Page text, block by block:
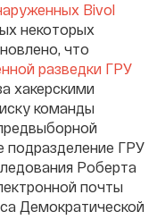
Bivol
некоторых
что
разведки ГРУ
хакерскими
команды
подразделение ГРУ
Роберта
почты
Демократической